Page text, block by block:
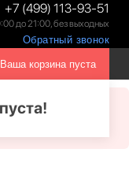
+7 (499) 113-93-51
до 21:00, без выходных
Обратный звонок
Ваша корзина пуста